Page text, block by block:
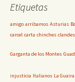
Etiquetas
amigo arribamos Asturias
carcel carta chinches
Garganta de los Montes
injusticia Italianos La Guaira